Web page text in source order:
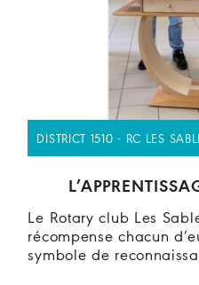
DISTRICT 1510 - RC LES
Le Rotary club Les
récompense chacun
symbole de